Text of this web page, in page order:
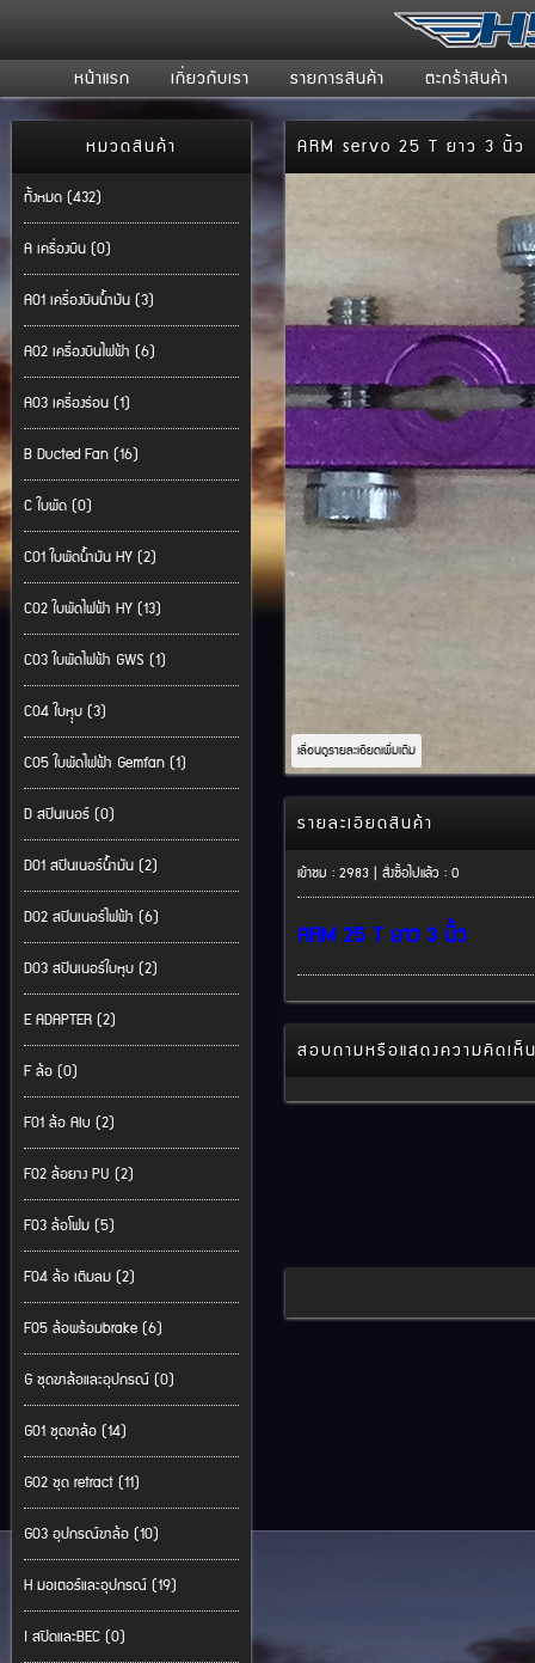
หน้าแรก เกี่ยวกับเรา รายการสินค้า ตะกร้าสินค้า
หมวดสินค้า
ทั้งหมด (432)
A เครื่องบิน (0)
A01 เครื่องบินน้ำมัน (3)
A02 เครื่องบินไฟฟ้า (6)
A03 เครื่องร่อน (1)
B Ducted Fan (16)
C ใบพัด (0)
C01 ใบพัดน้ำมัน HY (2)
C02 ใบพัดไฟฟ้า HY (13)
C03 ใบพัดไฟฟ้า GWS (1)
C04 ใบหุุบ (3)
C05 ใบพัดไฟฟ้า Gemfan (1)
D สปินเนอร์ (0)
D01 สปินเนอร์น้ำมัน (2)
D02 สปินเนอร์ไฟฟ้า (6)
D03 สปินเนอร์ใบหุบ (2)
E ADAPTER (2)
F ล้อ (0)
F01 ล้อ Alu (2)
F02 ล้อยาง PU (2)
F03 ล้อโฟม (5)
F04 ล้อ เติมลม (2)
F05 ล้อพร้อมbrake (6)
G ชุดขาล้อและอุปกรณ์ (0)
G01 ชุดขาล้อ (14)
G02 ชุด retract (11)
G03 อุปกรณ์ขาล้อ (10)
H มอเตอร์และอุปกรณ์ (19)
I สปีดและBEC (0)
ARM servo 25 T ยาว 3 นิ้ว
เลื่อนดูรายละเอียดเพิ่มเติม
รายละเอียดสินค้า
เข้าชม : 2983 | สั่งซื้อไปแล้ว : 0
ARM 25 T ยาว 3 นิ้ว
สอบถามหรือแสดงความคิดเห็